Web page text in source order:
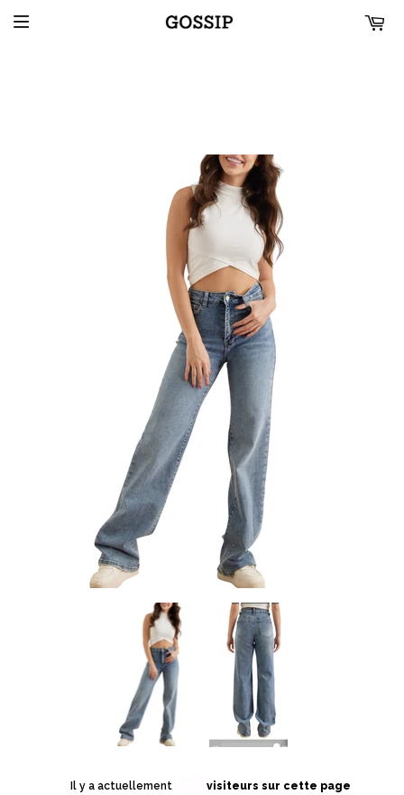
Il y a actuellement visiteurs sur cette page